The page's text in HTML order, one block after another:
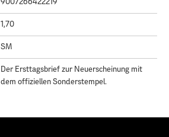
9007266422219
1,70
SM
Der Ersttagsbrief zur Neuerscheinung mit
dem offiziellen Sonderstempel.